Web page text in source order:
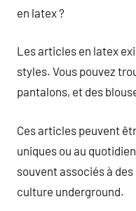
en latex ?
Les articles en latex
styles. Vous pouvez
pantalons, et des
Ces articles peuvent
uniques ou au
souvent associés à
culture underground.